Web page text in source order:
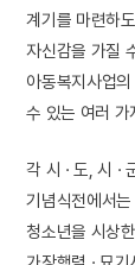
계기를 마련하
자신감을 가질
아동복지사업
수 있는 여러 가
각 시 · 도, 시 ·
기념식전에서는
청소년을 시상